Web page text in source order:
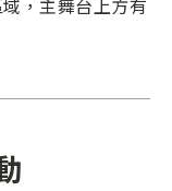
，主舞台上方有